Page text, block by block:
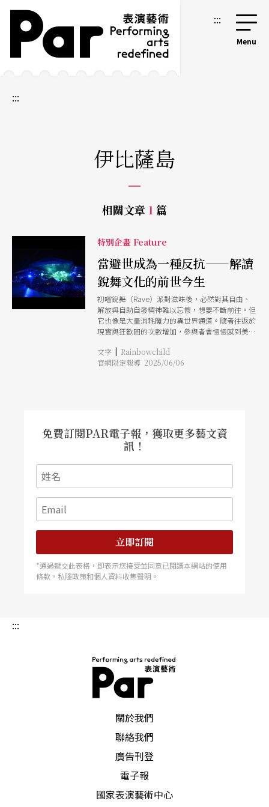
跳到主要內容區塊
網站導覽 :::
:::
伊比薩島
相關文章 1 篇
特別企畫 Feature
當避世成為一種反抗——解讀
銳舞文化的前世今生
初嚐銳舞（Rave）派對滋味後，必然對其自由、
解放與自助自發精神難以忘懷，想要不斷前往。但
它也像是大量消耗魔力的異世界通道。隨者往返於
現實與狂歡間的次數增加，參與者會慢慢感到美好
客常愛引用電影《海灘》（The Beach）的一句對
白，為他們的銳舞人生下註腳：天堂不是一個地
年投入？
文字 | Rainbowchild
官網限定報導 2025/06/06
免費訂閱PAR電子報，獲取更多藝文資
訊！
立即訂閱
*通過遞交此表格，即表示您接受並同意已閱讀本網站的使用
條款，私隱政策和個人資料收集聲明。
:::
關於我們
聯絡我們
廣告刊登
電子報
國家表演藝術中心